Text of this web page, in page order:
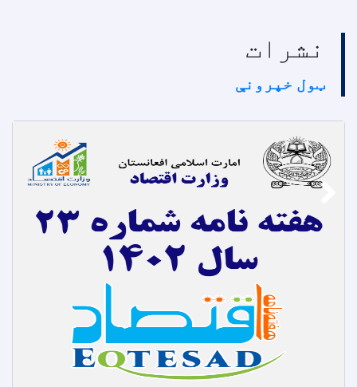
نشرات
ټول خپرونې